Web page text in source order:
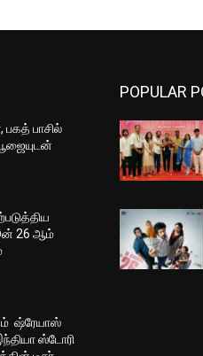
பகத் பாசில்
26 ஆம்
ஷ்ரேயாஸ்
ஸ்டோரி
POPULAR